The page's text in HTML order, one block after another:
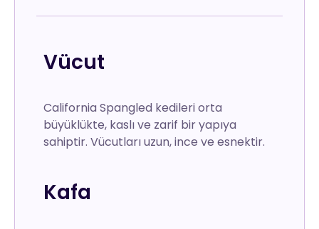
Vücut
California Spangled kedileri orta
büyüklükte, kaslı ve zarif bir yapıya
sahiptir. Vücutları uzun, ince ve esnektir.
Kafa